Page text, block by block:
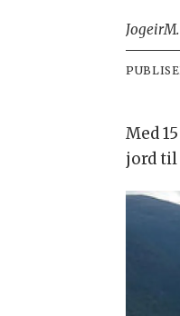
Jogeir
Med
jord til